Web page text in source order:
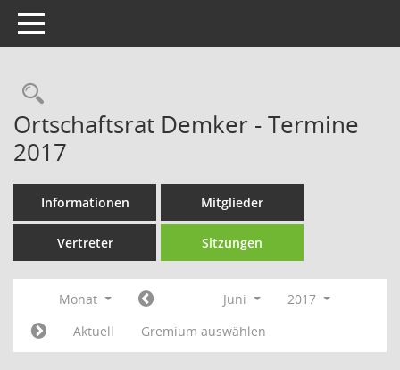
Toggle navigation
Rechercheauswahl
Ortschaftsrat Demker - Termine
2017
Informationen Mitglieder
Vertreter Sitzungen
Monat Juni
2017
Aktuell
Gremium auswählen